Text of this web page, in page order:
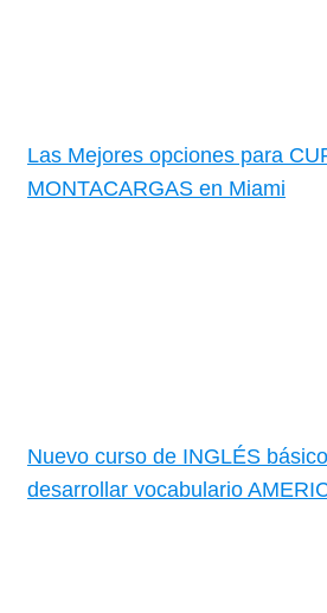
Las Mejores opciones para
MONTACARGAS en Miami
Nuevo curso de INGLÉS
desarrollar vocabulario